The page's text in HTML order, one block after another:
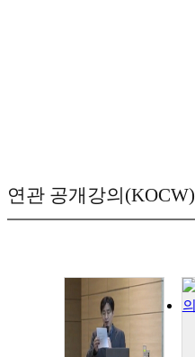
연관 공개강의(KOCW)